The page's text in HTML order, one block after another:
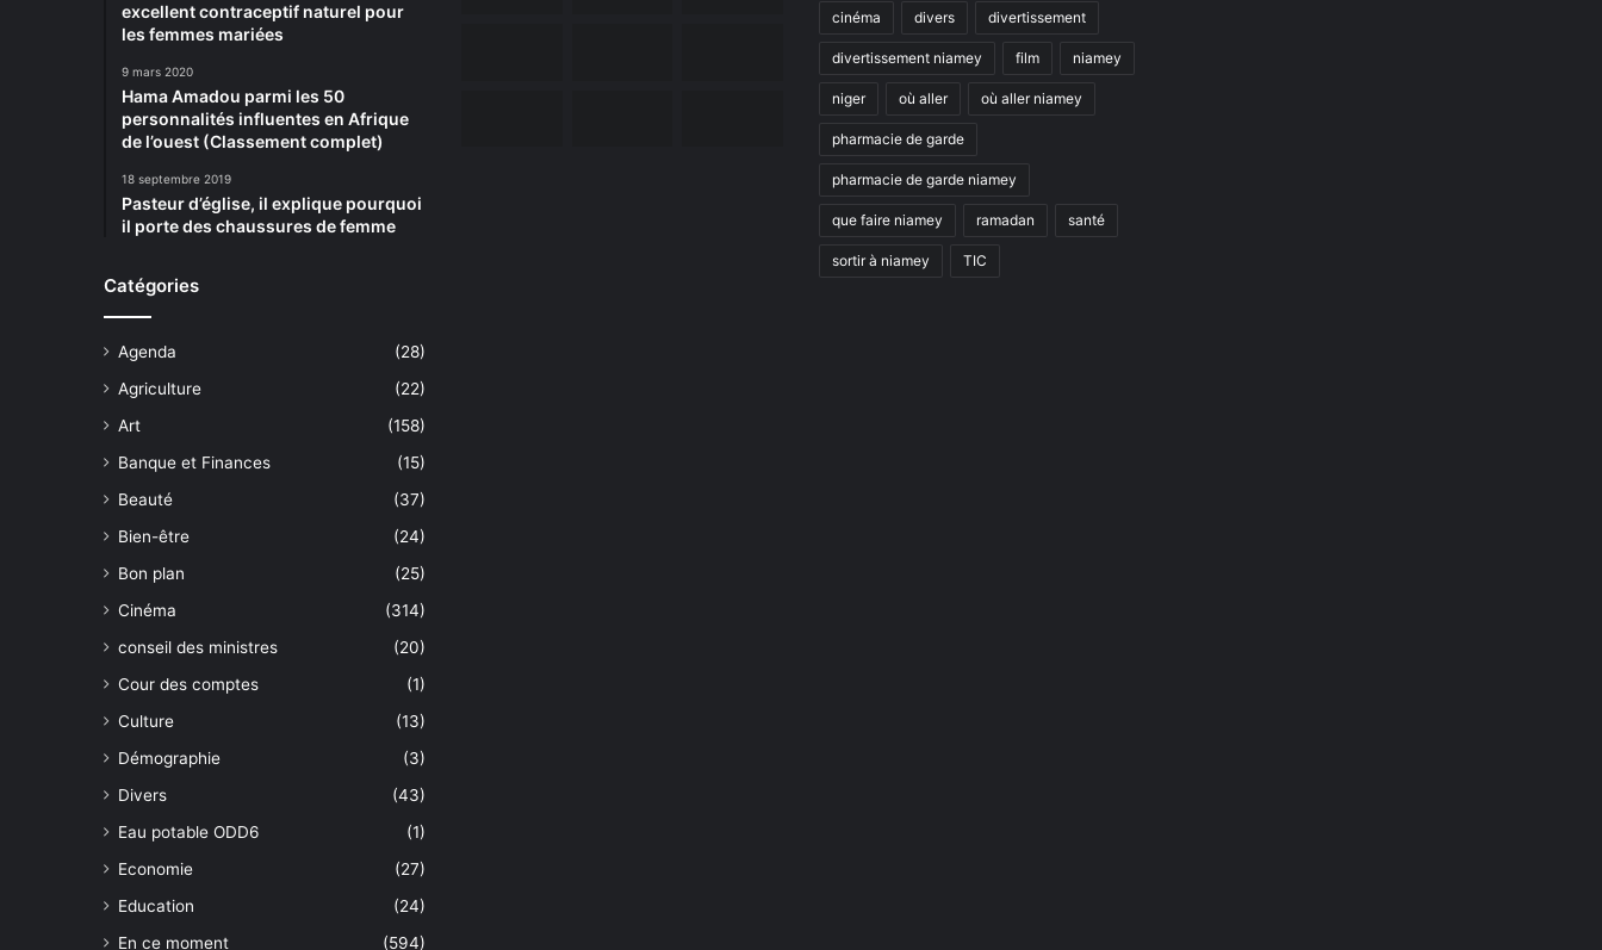
excellent contraceptif naturel pour
les femmes mariées
9 mars 2020
Hama Amadou parmi les 50
personnalités influentes en Afrique
de l’ouest (Classement complet)
18 septembre 2019
Pasteur d’église, il explique pourquoi
il porte des chaussures de femme
Catégories
Agenda
(28)
Agriculture
(22)
Art
(158)
Banque et Finances
(15)
Beauté
(37)
Bien-être
(24)
Bon plan
(25)
Cinéma
(314)
conseil des ministres
(20)
Cour des comptes
(1)
Culture
(13)
Démographie
(3)
Divers
(43)
Eau potable ODD6
(1)
Economie
(27)
Education
(24)
En ce moment
(594)
cinéma divers divertissement
divertissement niamey film niamey
niger où aller où aller niamey
pharmacie de garde
pharmacie de garde niamey
que faire niamey ramadan santé
sortir à niamey TIC